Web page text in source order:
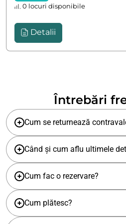
0 locuri disponibile
Detalii
Întrebări
Cum se returnează
Când și cum aflu ultimele
Cum fac o rezervare?
Cum plătesc?